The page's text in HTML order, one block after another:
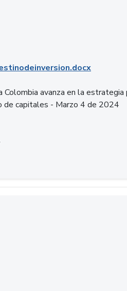
Colombia avanza en la estrategia
de capitales - Marzo 4 de 2024